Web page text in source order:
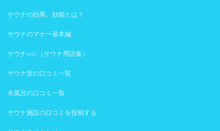
サウナの効果、効能とは？
サウナのマナー基本編
サウナwiki（サウナ用語集）
サウナ室の口コミ一覧
水風呂の口コミ一覧
サウナ施設の口コミを投稿する